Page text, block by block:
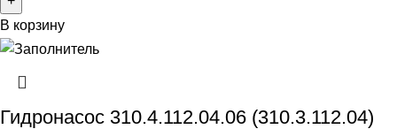
В корзину
Гидронасос 310.4.112.04.06 (310.3.112.04)